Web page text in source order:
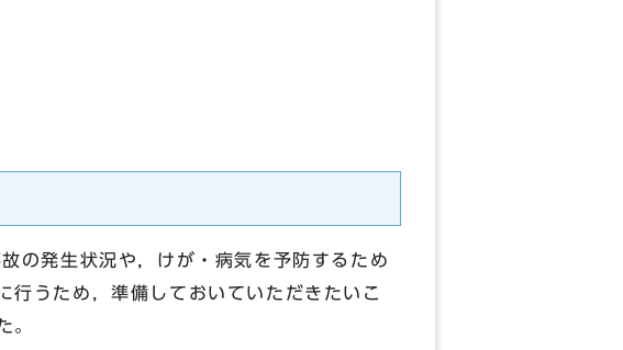
の発生状況や，けが・病気を予防するため
行うため，準備しておいていただきたいこ
。